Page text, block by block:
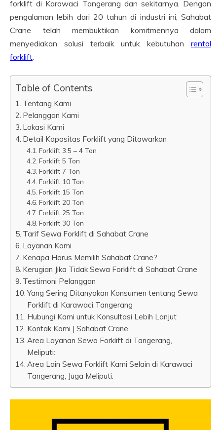
forklift di Karawaci Tangerang dan sekitarnya. Dengan
pengalaman lebih dari 20 tahun di industri ini, Sahabat
Crane telah membuktikan komitmennya dalam
menyediakan solusi terbaik untuk kebutuhan rental
forklift.
Table of Contents
Tentang Kami
Pelanggan Kami
Lokasi Kami
Detail Kapasitas Forklift yang Ditawarkan
Forklift 3.5 – 4 Ton
Forklift 5 Ton
Forklift 7 Ton
Forklift 10 Ton
Forklift 15 Ton
Forklift 20 Ton
Forklift 25 Ton
Forklift 30 Ton
Tarif Sewa Forklift di Sahabat Crane
Layanan Kami
Kenapa Harus Memilih Sahabat Crane?
Kerugian Jika Tidak Sewa Forklift di Sahabat Crane
Testimoni Pelanggan
Yang Sering Ditanyakan Konsumen tentang Sewa
Forklift di Karawaci Tangerang
Hubungi Kami untuk Konsultasi Lebih Lanjut
Kontak Kami | Sahabat Crane
Area Layanan Sewa Forklift di Tangerang,
Meliputi:
Area Lain Sewa Forklift Kami Selain di Karawaci
Tangerang, Juga Meliputi: